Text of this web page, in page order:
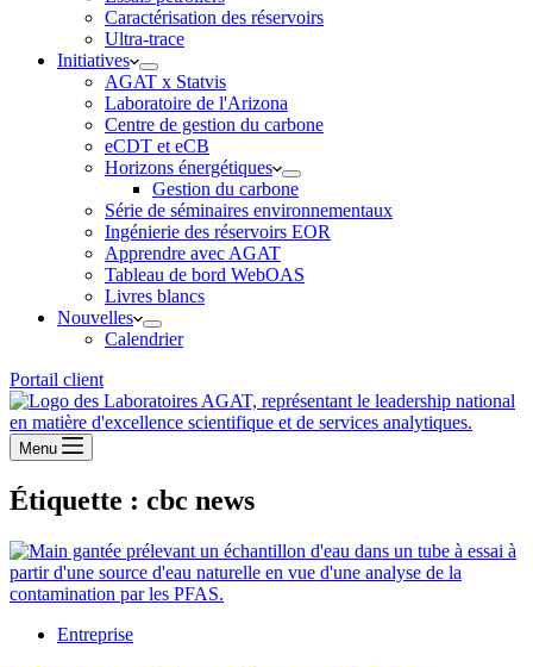
Caractérisation des réservoirs
Ultra-trace
Initiatives
AGAT x Statvis
Laboratoire de l'Arizona
Centre de gestion du carbone
eCDT et eCB
Horizons énergétiques
Gestion du carbone
Série de séminaires environnementaux
Ingénierie des réservoirs EOR
Apprendre avec AGAT
Tableau de bord WebOAS
Livres blancs
Nouvelles
Calendrier
Portail client
Menu
Étiquette : cbc news
Entreprise